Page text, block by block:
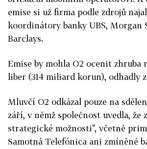
emise si už firma podle zdrojů
koordinátory banky UBS, Morgan
Barclays.
Emise by mohla O2 ocenit zhruba
liber (314 miliard korun), odhadly
Mluvčí O2 odkázal pouze na
září, v němž společnost uvedla, že
strategické možnosti", včetně
Samotná Telefónica ani zmíněné